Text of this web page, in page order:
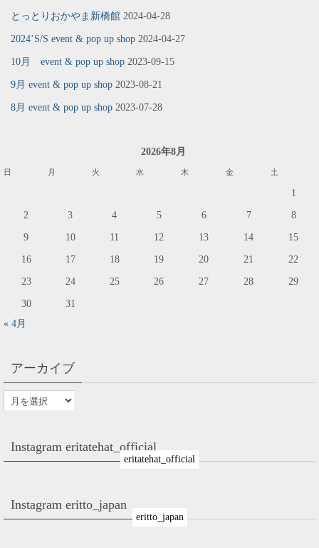
とっとりおかやま新橋館 2024-04-28
2024’S/S event & pop up shop 2024-04-27
10月 event & pop up shop 2023-09-15
9月 event & pop up shop 2023-08-21
8月 event & pop up shop 2023-07-28
2026年8月
日 月 火 水 木 金 土
« 4月
1
2 3 4 5 6 7 8
9 10 11 12 13 14 15
16 17 18 19 20 21 22
23 24 25 26 27 28 29
30 31
アーカイブ
Instagram eritatehat_official
eritatehat_official
Instagram eritto_japan
eritto_japan